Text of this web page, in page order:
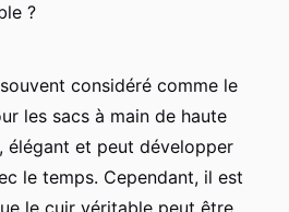
?
considéré comme le
les sacs à main de haute
élégant et peut développer
le temps. Cependant, il est
le cuir véritable peut être